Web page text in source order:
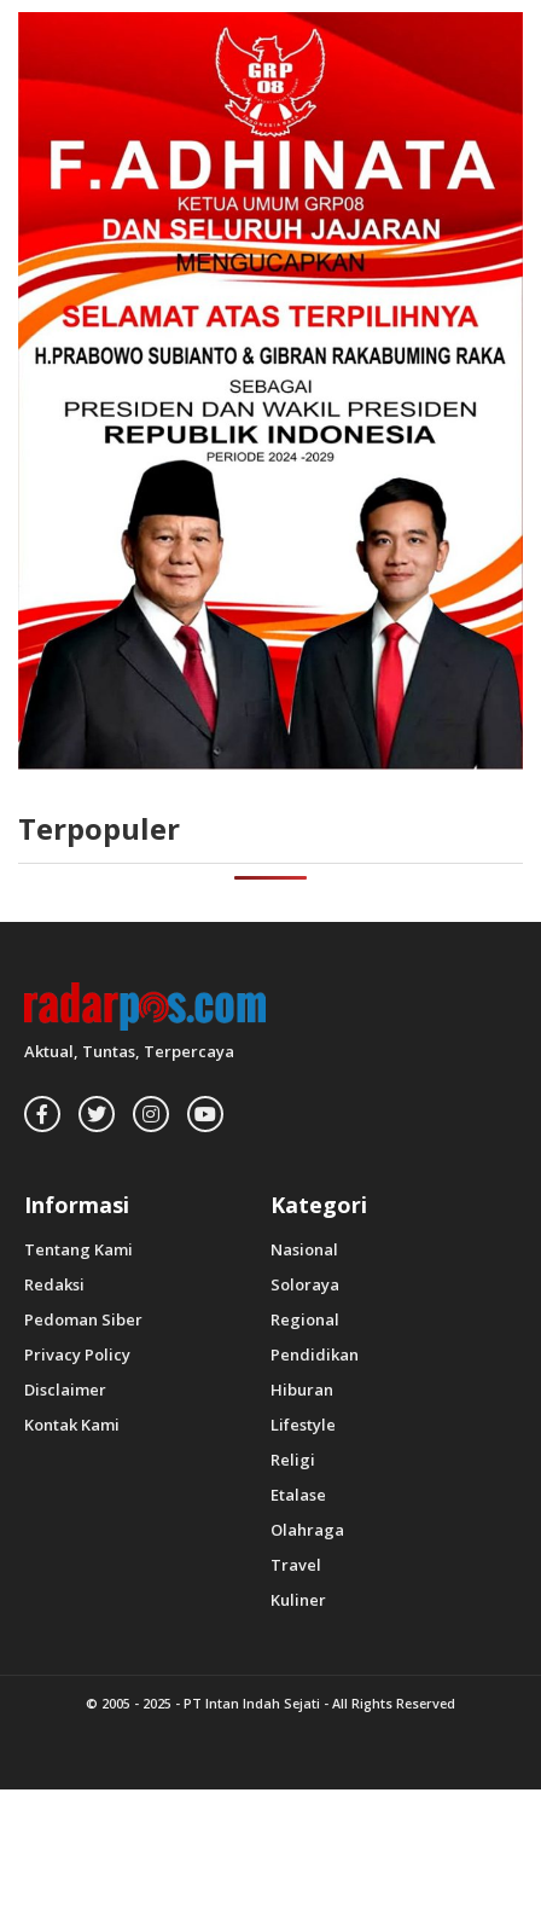
Terpopuler
Aktual, Tuntas, Terpercaya
Informasi
Tentang Kami
Redaksi
Pedoman Siber
Privacy Policy
Disclaimer
Kontak Kami
Kategori
Nasional
Soloraya
Regional
Pendidikan
Hiburan
Lifestyle
Religi
Etalase
Olahraga
Travel
Kuliner
© 2005 - 2025 - PT Intan Indah Sejati - All Rights Reserved